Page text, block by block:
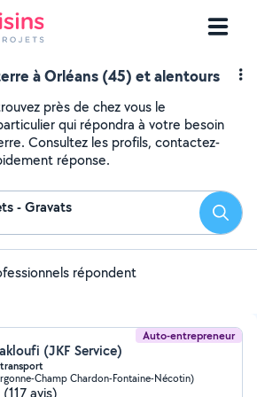
à Orléans (45) et alentours
près de chez vous le
qui répondra à votre besoin
Consultez les profils, contactez-
réponse.
- Gravats
répondent
Auto-entrepreneur
(JKF Service)
Champ Chardon-Fontaine-Nécotin)
(117 avis)